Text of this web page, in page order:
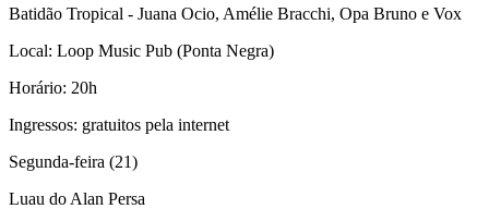
Batidão Tropical - Juana Ocio, Amélie Bracchi, Opa Bruno e Vox
Local: Loop Music Pub (Ponta Negra)
Horário: 20h
Ingressos: gratuitos pela internet
Segunda-feira (21)
Luau do Alan Persa